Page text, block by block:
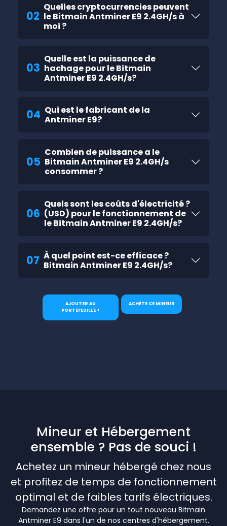
02
Quelles cryptocurrencies peuvent
le Bitmain Antminer E9 2.4GH/s à
moi ?
03
Quelle est la puissance de
hachage pour le Bitmain
Antminer E9 2.4GH/s?
04 Qui est le fabricant de la
Antminer E9?
05
Combien de puissance a le
Bitmain Antminer E9 2.4GH/s
consommer ?
06
Quels sont les coûts d'électricité ?
(USD) pour le fonctionnement de
le Bitmain Antminer E9 2.4GH/s?
07 À quel point est-ce efficace ?
Bitmain Antminer E9 2.4GH/s?
AJOUTER AU
PORTEFEUILLE +
ACHÈTE CE MINEUR
Mineur et Hébergement
ensemble ? Pas de souci !
Achetez un mineur hébergé chez nous
et profitez de temps de fonctionnement
optimal et de faibles tarifs électriques.
Demandez une offre pour un tout nouveau Bitmain
Antminer E9 dans l'un de nos centres d'hébergement.